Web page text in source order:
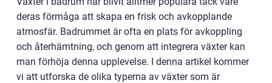
deras förmåga att skapa en frisk och avkopplande
atmosfär. Badrummet är ofta en plats för avkoppling
och återhämtning, och genom att integrera växter kan
man förhöja denna upplevelse. I denna artikel kommer
vi att utforska de olika typerna av växter som är